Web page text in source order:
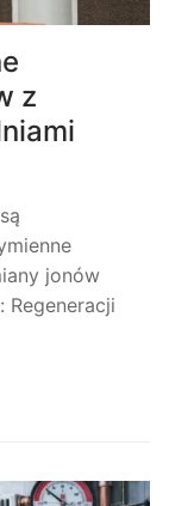
z
jonów
Regeneracji